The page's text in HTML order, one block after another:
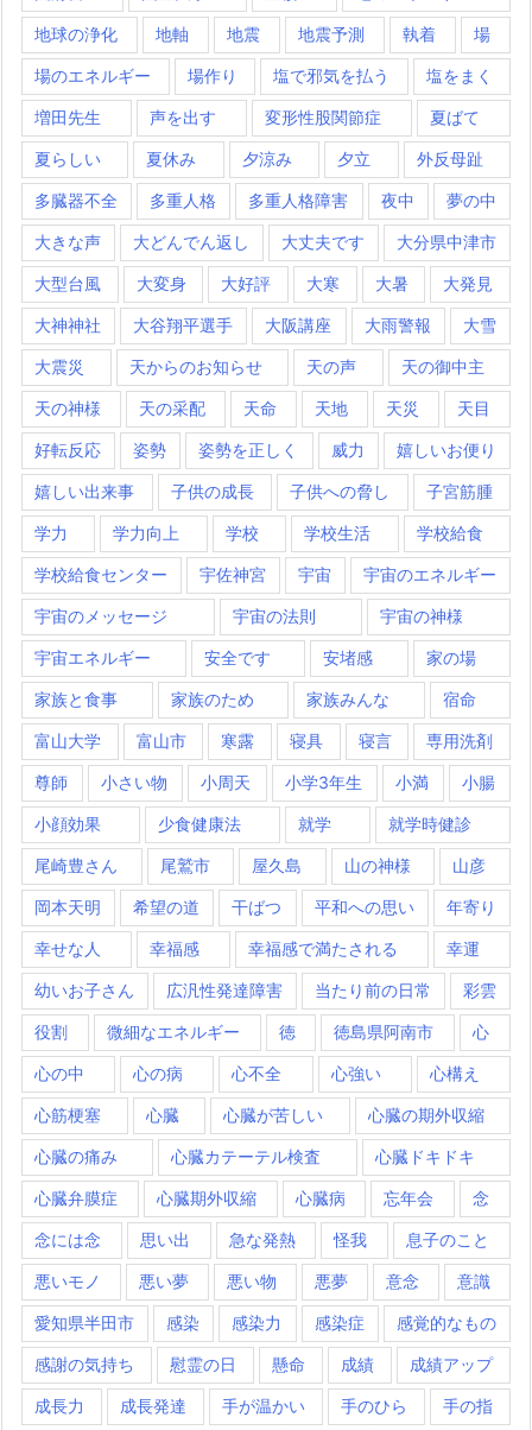
地球の浄化 地軸 地震 地震予測 執着 場
場のエネルギー 場作り 塩で邪気を払う 塩をまく
増田先生 声を出す 変形性股関節症 夏ばて
夏らしい 夏休み 夕涼み 夕立 外反母趾
多臓器不全 多重人格 多重人格障害 夜中 夢の中
大きな声 大どんでん返し 大丈夫です 大分県中津市
大型台風 大変身 大好評 大寒 大暑 大発見
大神神社 大谷翔平選手 大阪講座 大雨警報 大雪
大震災 天からのお知らせ 天の声 天の御中主
天の神様 天の采配 天命 天地 天災 天目
好転反応 姿勢 姿勢を正しく 威力 嬉しいお便り
嬉しい出来事 子供の成長 子供への脅し 子宮筋腫
学力 学力向上 学校 学校生活 学校給食
学校給食センター 宇佐神宮 宇宙 宇宙のエネルギー
宇宙のメッセージ 宇宙の法則 宇宙の神様
宇宙エネルギー 安全です 安堵感 家の場
家族と食事 家族のため 家族みんな 宿命
富山大学 富山市 寒露 寝具 寝言 専用洗剤
尊師 小さい物 小周天 小学3年生 小満 小腸
小顔効果 少食健康法 就学 就学時健診
尾崎豊さん 尾鷲市 屋久島 山の神様 山彦
岡本天明 希望の道 干ばつ 平和への思い 年寄り
幸せな人 幸福感 幸福感で満たされる 幸運
幼いお子さん 広汎性発達障害 当たり前の日常 彩雲
役割 微細なエネルギー 徳 徳島県阿南市 心
心の中 心の病 心不全 心強い 心構え
心筋梗塞 心臓 心臓が苦しい 心臓の期外収縮
心臓の痛み 心臓カテーテル検査 心臓ドキドキ
心臓弁膜症 心臓期外収縮 心臓病 忘年会 念
念には念 思い出 急な発熱 怪我 息子のこと
悪いモノ 悪い夢 悪い物 悪夢 意念 意識
愛知県半田市 感染 感染力 感染症 感覚的なもの
感謝の気持ち 慰霊の日 懸命 成績 成績アップ
成長力 成長発達 手が温かい 手のひら 手の指